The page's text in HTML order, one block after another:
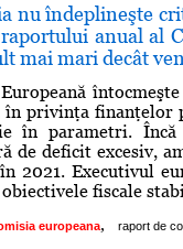
nu îndeplineşte
anual al
mai mari decât
în privinţa finanţelor
în parametri.
de deficit excesiv,
2021. Executivul
fiscale
europeana, raport de